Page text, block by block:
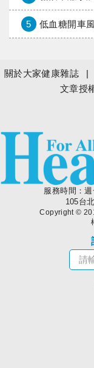
5 低血糖開車
關於大家健康雜誌
文章授
服務時間：
105台
Copyright ©